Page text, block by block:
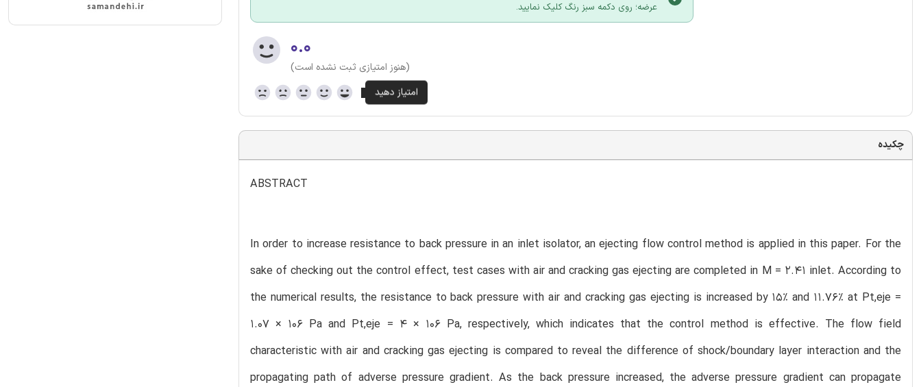
عرضه؛ روی دکمه سبز رنگ کلیک نمایید.
۰.۰
(هنوز امتیازی ثبت نشده است)
چکیده
ABSTRACT
In order to increase resistance to back pressure in an inlet isolator, an ejecting flow control method is applied in this paper. For the
sake of checking out the control effect, test cases with air and cracking gas ejecting are completed in M = 2.41 inlet. According to
the numerical results, the resistance to back pressure with air and cracking gas ejecting is increased by 15% and 11.76% at Pt,eje =
1.07 × 106 Pa and Pt,eje = 4 × 106 Pa, respectively, which indicates that the control method is effective. The flow field
characteristic with air and cracking gas ejecting is compared to reveal the difference of shock/boundary layer interaction and the
propagating path of adverse pressure gradient. As the back pressure increased, the adverse pressure gradient can propagate